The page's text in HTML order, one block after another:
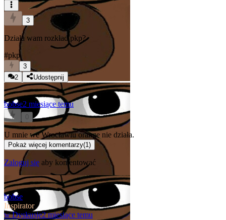
3
Działa wam rozkład pkp?
#pkp
3
2
Udostępnij
bobse2 miesiące temu
0
U mnie we Wrocławiu orange nie działa.
Pokaż więcej komentarzy(1)
Zaloguj się aby komentować
bobse
Inspirator
w Dyskusje2 miesiące temu